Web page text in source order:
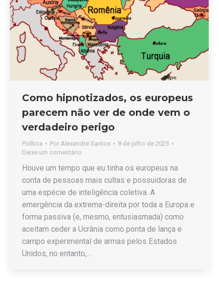
Como hipnotizados, os europeus
parecem não ver de onde vem o
verdadeiro perigo
Política Por Alexandre Santos
8 de julho de 2023
Deixe um comentário
Houve um tempo que eu tinha os europeus na
conta de pessoas mais cultas e possuidoras de
uma espécie de inteligência coletiva. A
emergência da extrema-direita por toda a Europa e
forma passiva (e, mesmo, entusiasmada) como
aceitam ceder a Ucrânia como ponta de lança e
campo experimental de armas pelos Estados
Unidos, no entanto,…